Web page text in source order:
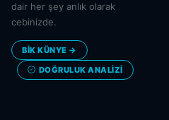
dair her şey anlık olarak
cebinizde.
BİK KÜNYE →
DOĞRULUK ANALIZI